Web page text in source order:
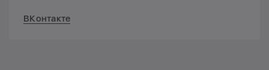
ВКонтакте